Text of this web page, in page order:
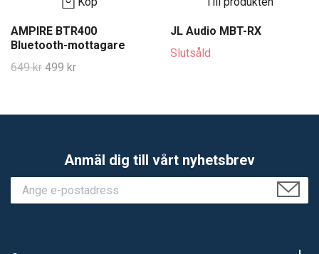
AMPIRE BTR400
Bluetooth-mottagare
649 kr 499 kr
JL Audio MBT-RX
Slutsåld
Anmäl dig till vårt nyhetsbrev